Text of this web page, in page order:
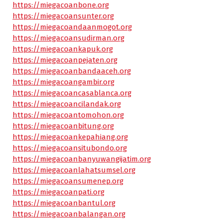
https://miegacoanbone.org
https://miegacoansunter.org
https://miegacoandaanmogot.org
https://miegacoansudirman.org
https://miegacoankapuk.org
https://miegacoanpejaten.org
https://miegacoanbandaaceh.org
https://miegacoangambir.org
https://miegacoancasablanca.org
https://miegacoancilandak.org
https://miegacoantomohon.org
https://miegacoanbitung.org
https://miegacoankepahiang.org
https://miegacoansitubondo.org
https://miegacoanbanyuwangijatim.org
https://miegacoanlahatsumsel.org
https://miegacoansumenep.org
https://miegacoanpati.org
https://miegacoanbantul.org
https://miegacoanbalangan.org